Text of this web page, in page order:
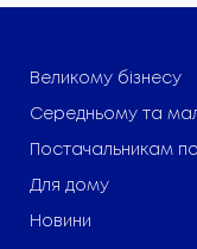
Великому бізнесу
Середньому та
Постачальникам
Для дому
Новини